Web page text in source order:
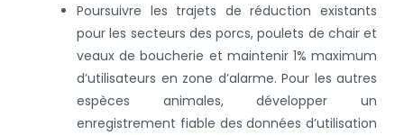
Poursuivre les trajets de réduction existants
pour les secteurs des porcs, poulets de chair et
veaux de boucherie et maintenir 1% maximum
d’utilisateurs en zone d’alarme. Pour les autres
espèces animales, développer un
enregistrement fiable des données d’utilisation